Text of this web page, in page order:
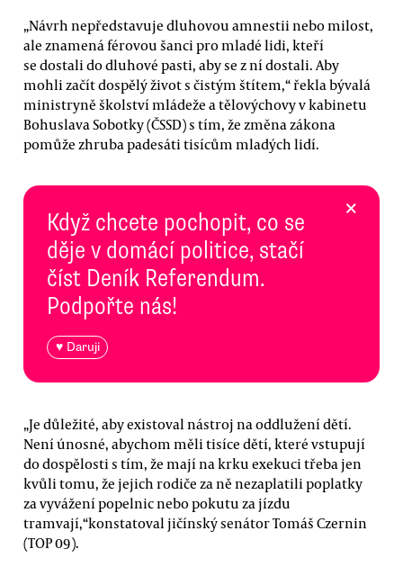
„Návrh nepředstavuje dluhovou amnestii nebo milost,
ale znamená férovou šanci pro mladé lidi, kteří
se dostali do dluhové pasti, aby se z ní dostali. Aby
mohli začít dospělý život s čistým štítem,“ řekla bývalá
ministryně školství mládeže a tělovýchovy v kabinetu
Bohuslava Sobotky (ČSSD) s tím, že změna zákona
pomůže zhruba padesáti tisícům mladých lidí.
Když chcete pochopit, co se
děje v domácí politice, stačí
číst Deník Referendum.
Podpořte nás!
♥ Daruji
×
„Je důležité, aby existoval nástroj na oddlužení dětí.
Není únosné, abychom měli tisíce dětí, které vstupují
do dospělosti s tím, že mají na krku exekuci třeba jen
kvůli tomu, že jejich rodiče za ně nezaplatili poplatky
za vyvážení popelnic nebo pokutu za jízdu
tramvají,“konstatoval jičínský senátor Tomáš Czernin
(TOP 09).